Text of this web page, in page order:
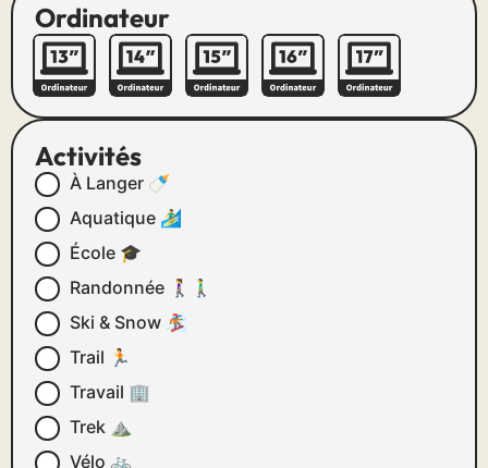
Ordinateur
Activités
À Langer 🍼
Aquatique 🏄‍♂️
École 🎓
Randonnée 🚶‍♀️🚶‍♂️
Ski & Snow 🏂
Trail 🏃
Travail 🏢
Trek ⛰
Vélo 🚲